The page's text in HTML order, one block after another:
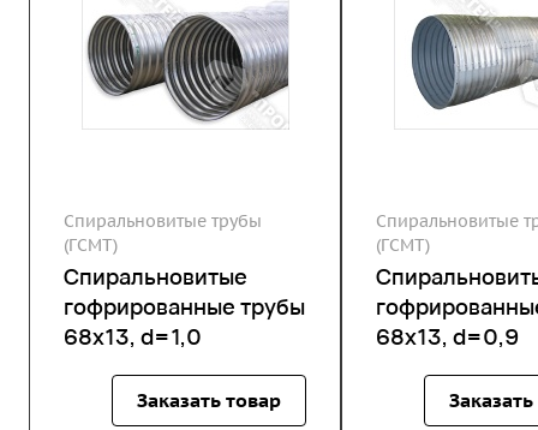
Спиральновитые трубы
(ГСМТ)
Спиральновитые
гофрированные трубы
68х13, d=1,0
Заказать товар
Спиральновитые
(ГСМТ)
68х13, d=0,9